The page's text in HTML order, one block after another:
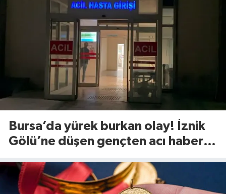
Bursa’da yürek burkan olay! İznik
Gölü’ne düşen gençten acı haber